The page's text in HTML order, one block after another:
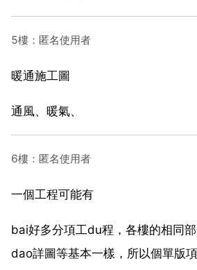
5樓：匿名使用者
暖通施工圖
通風、暖氣、
6樓：匿名使用者
一個工程可能有
bai好多分項工du程，各樓的相同
dao詳圖等基本一樣，所以個單版